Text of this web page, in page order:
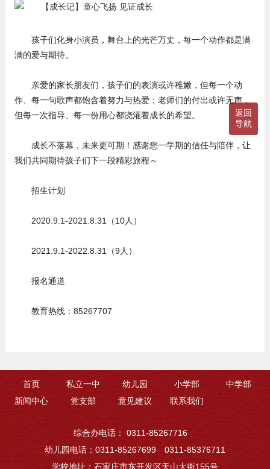
返回
导航
孩子们化身小演员，舞台上的光芒万丈，每一个动作都是满
满的爱与期待。
亲爱的家长朋友们，孩子们的表演或许稚嫩，但每一个动
作、每一句歌声都饱含着努力与热爱；老师们的付出或许无声，
但每一次指导、每一份用心都浇灌着成长的希望。
成长不落幕，未来更可期！感谢您一学期的信任与陪伴，让
我们共同期待孩子们下一段精彩旅程～
招生计划
2020.9.1-2021.8.31（10人）
2021.9.1-2022.8.31（9人）
报名通道
教育热线：85267707
首页 私立一中 幼儿园 小学部
中学部
新闻中心
党支部 意见建议 联系我们
综合办电话： 0311-85267716
幼儿园电话：0311-85267699 0311-85376711
学校地址：石家庄市东开发区天山大街155号